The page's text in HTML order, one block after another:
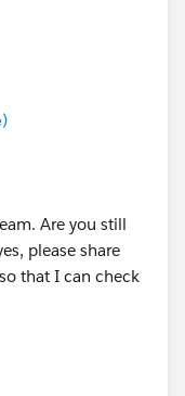
Are you still
please share
that I can check